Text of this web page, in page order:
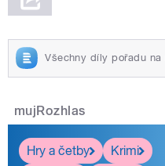
Všechny díly pořadu na
mujRozhlas
Hry a četby
Krimi